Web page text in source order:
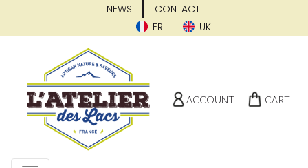
NEWS
CONTACT
FR
UK
ACCOUNT CART